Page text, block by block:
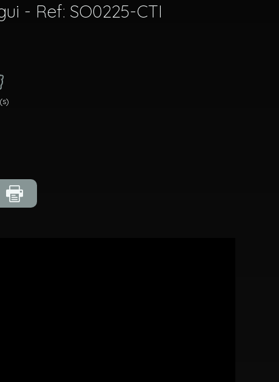
- Ref: SO0225-CTI